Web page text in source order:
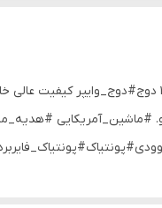
ماکت دوج دایتونا ۱۹۶۹ دوج#دوج_وایپر
#ماشین_آمریکایی